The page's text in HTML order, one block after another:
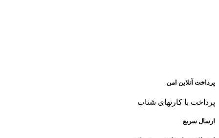
پرداخت آنلاین امن
پرداخت با کارتهای شتاب
ارسال سریع